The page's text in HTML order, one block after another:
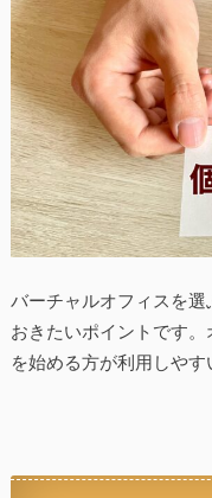
バーチャルオフィスを
おきたいポイントです
を始める方が利用しやす